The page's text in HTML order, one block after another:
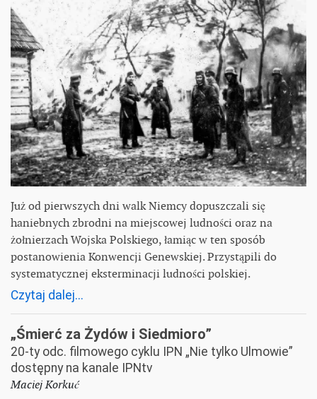
Już od pierwszych dni walk Niemcy dopuszczali się
haniebnych zbrodni na miejscowej ludności oraz na
żołnierzach Wojska Polskiego, łamiąc w ten sposób
postanowienia Konwencji Genewskiej. Przystąpili do
systematycznej eksterminacji ludności polskiej.
Czytaj dalej...
„Śmierć za Żydów i Siedmioro”
20-ty odc. filmowego cyklu IPN „Nie tylko Ulmowie”
dostępny na kanale IPNtv
Maciej Korkuć